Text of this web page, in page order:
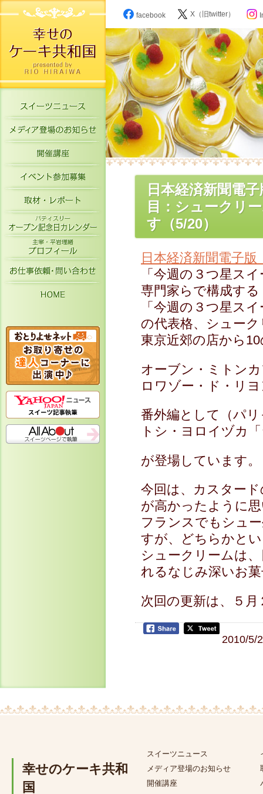
スイーツニュース
メディア登場のお知らせ
開催講座
イベント参加募集
取材・レポート
パティスリーオープン記念日カレン
お仕事依頼・お問い合わせ
facebook X（旧twitter）
日本経済新聞電
目：シュークリ
す（5/20）
日本経済新聞電子
「今週の３つ星ス
専門家らで構成す
「今週の３つ星ス
の代表格、シュー
東京近郊の店から
オーブン・ミトン
ロワゾー・ド・リ
番外編として（パ
トシ・ヨロイヅカ
が登場しています。
今回は、カスター
が高かったように
フランスでもシュ
すが、どちらかと
シュークリームは
れるなじみ深いお
次回の更新は、５
2010/5/
幸せのケーキ共和
国
スイーツニュース
メディア登場のお知らせ
開催講座